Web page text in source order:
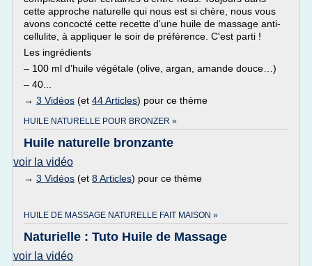
cette approche naturelle qui nous est si chère, nous vous
avons concocté cette recette d'une huile de massage anti-
cellulite, à appliquer le soir de préférence. C'est parti !
Les ingrédients
– 100 ml d’huile végétale (olive, argan, amande douce…)
– 40...
→ 3 Vidéos (et 44 Articles) pour ce thème
HUILE NATURELLE POUR BRONZER »
Huile naturelle bronzante
voir la vidéo
→ 3 Vidéos (et 8 Articles) pour ce thème
HUILE DE MASSAGE NATURELLE FAIT MAISON »
Naturielle : Tuto Huile de Massage
voir la vidéo